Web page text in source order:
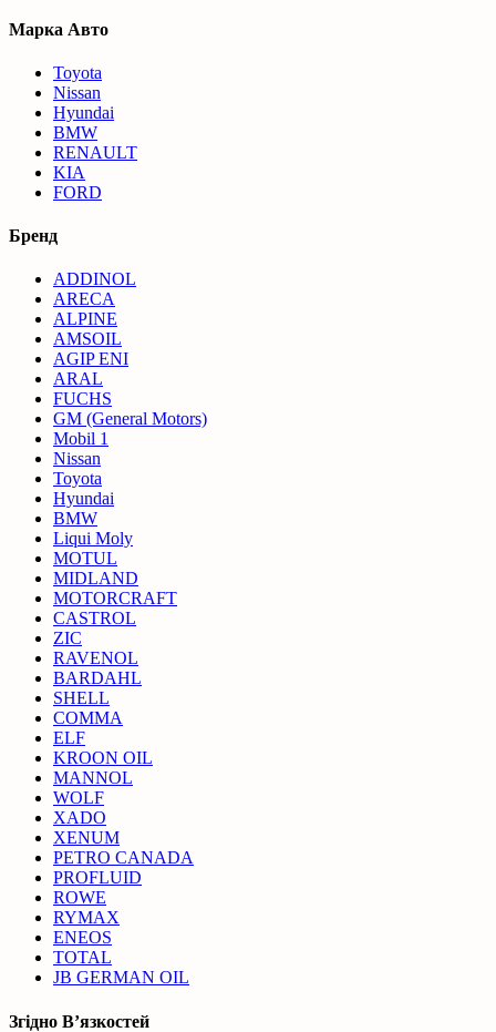
Марка Авто
Toyota
Nissan
Hyundai
BMW
RENAULT
KIA
FORD
Бренд
ADDINOL
ARECA
ALPINE
AMSOIL
AGIP ENI
ARAL
FUCHS
GM (General Motors)
Mobil 1
Nissan
Toyota
Hyundai
BMW
Liqui Moly
MOTUL
MIDLAND
MOTORCRAFT
CASTROL
ZIC
RAVENOL
BARDAHL
SHELL
COMMA
ELF
KROON OIL
MANNOL
WOLF
XADO
XENUM
PETRO CANADA
PROFLUID
ROWE
RYMAX
ENEOS
TOTAL
JB GERMAN OIL
Згідно В’язкостей